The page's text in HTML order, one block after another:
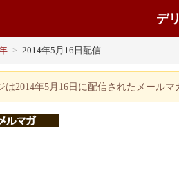
デ
> 2014年5月16日配信
は2014年5月16日に配信されたメール